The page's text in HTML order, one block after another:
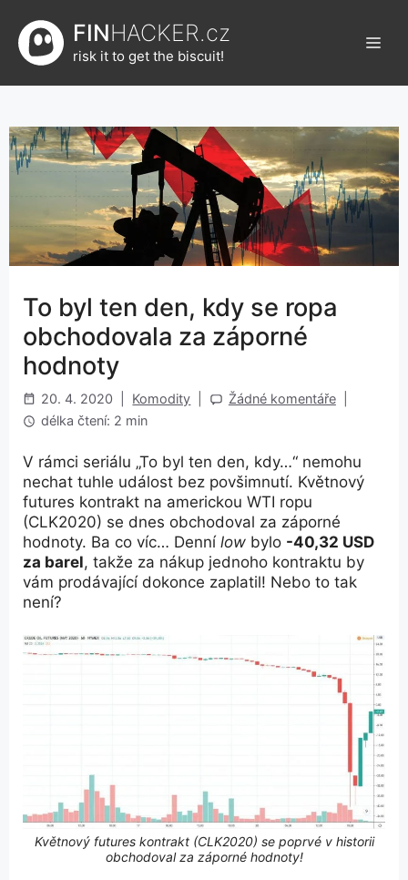
obsah
FINHACKER.cz
risk it to get the biscuit!
To byl ten den, kdy se ropa
obchodovala za záporné
hodnoty
20. 4. 2020 Komodity Žádné komentáře
délka čtení: 2 min
V rámci seriálu „To byl ten den, kdy…“ nemohu
nechat tuhle událost bez povšimnutí. Květnový
futures kontrakt na americkou WTI ropu
(CLK2020) se dnes obchodoval za záporné
hodnoty. Ba co víc… Denní low bylo -40,32 USD
za barel, takže za nákup jednoho kontraktu by
vám prodávající dokonce zaplatil! Nebo to tak
není?
Květnový futures kontrakt (CLK2020) se poprvé v historii
obchodoval za záporné hodnoty!